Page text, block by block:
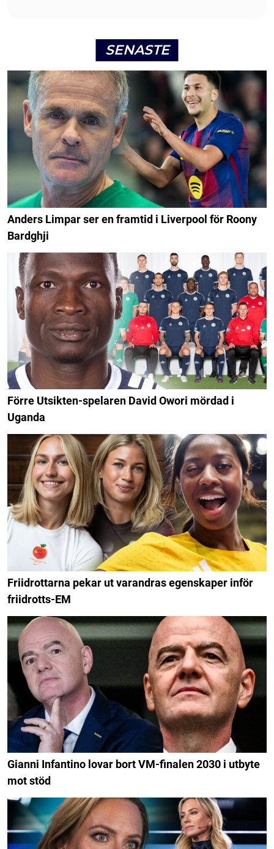
SENASTE
Anders Limpar ser en framtid i Liverpool för Roony
Bardghji
Förre Utsikten-spelaren David Owori mördad i
Uganda
Friidrottarna pekar ut varandras egenskaper inför
friidrotts-EM
Gianni Infantino lovar bort VM-finalen 2030 i utbyte
mot stöd